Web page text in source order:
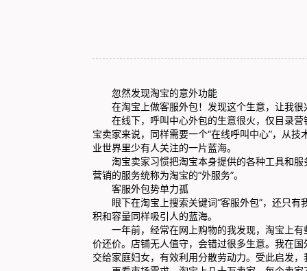
忽然发现淘宝的意外功能
在淘宝上做客服外包！发现这个生意，让我很
在线下，呼叫中心外包的生意很火，仅目录营
宝卖家来说，同样需要一个“在线呼叫中心”，从
业世界里少有人关注的一片蓝海。
淘宝卖家习惯把淘宝本身提供的各种工具和服
营销的服务统称为淘宝的“外服务”。
客服外包势单力孤
眼下在淘宝上搜索关键词“客服外包”，还只有
积和容量同样吸引人的蓝海。
一年前，经常在网上购物的我发现，淘宝上有
价还价。店铺无人值守，会错过很多生意。我在
交给家庭妇女，有效利用分散劳动力。受此启发